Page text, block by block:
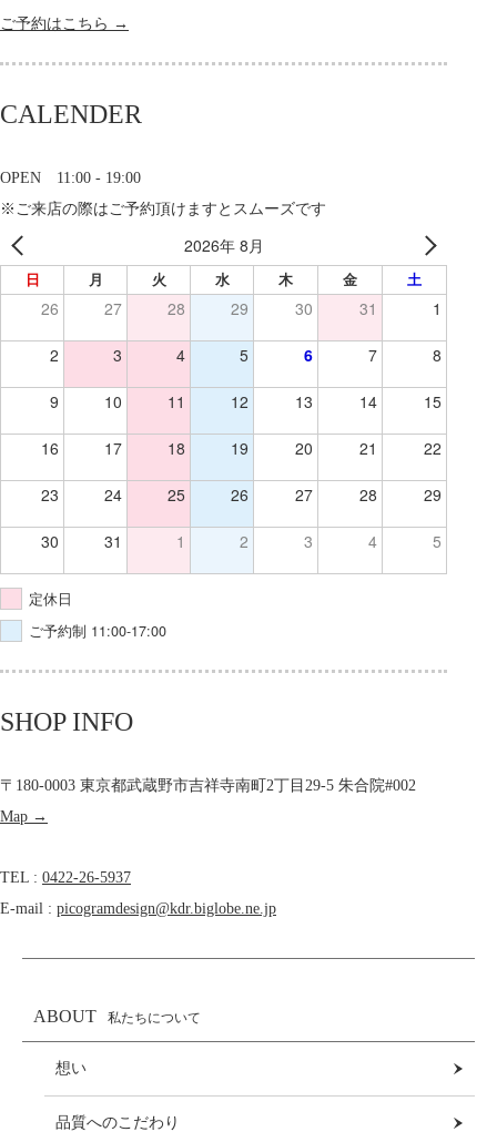
ご予約はこちら →
CALENDER
OPEN 11:00 - 19:00
※ご来店の際はご予約頂けますとスムーズです
2026年 8月
日 月 火 水 木 金 土
26 27 28 29 30 31 1
2 3 4 5 6 7 8
9 10 11 12 13 14 15
16 17 18 19 20 21 22
23 24 25 26 27 28 29
30 31 1 2 3 4 5
定休日
ご予約制 11:00-17:00
SHOP INFO
〒180-0003 東京都武蔵野市吉祥寺南町2丁目29-5 朱合院#002
Map →
TEL : 0422-26-5937
E-mail : picogramdesign@kdr.biglobe.ne.jp
ABOUT 私たちについて
想い
品質へのこだわり